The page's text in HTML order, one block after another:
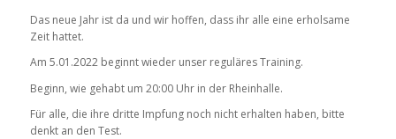
Das neue Jahr ist da und wir hoffen, dass ihr alle eine erholsame
Zeit hattet.
Am 5.01.2022 beginnt wieder unser reguläres Training.
Beginn, wie gehabt um 20:00 Uhr in der Rheinhalle.
Für alle, die ihre dritte Impfung noch nicht erhalten haben, bitte
denkt an den Test.